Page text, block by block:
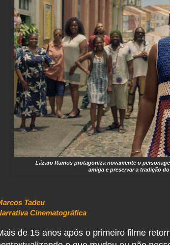
Lázaro Ramos protagoniza novamente o
amiga e preservar a tradição
Tadeu
Cinematográfica
de 15 anos após o primeiro filme